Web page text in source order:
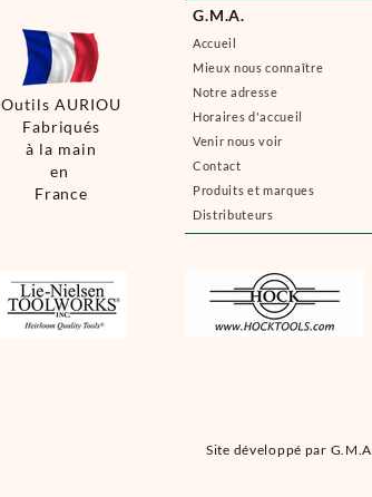
G.M.A.
Accueil
Mieux nous connaître
Notre adresse
Horaires d'accueil
Venir nous voir
Contact
Produits et marques
Distributeurs
Site développé par
Outils AURIOU
Fabriqués
à la main
en
France